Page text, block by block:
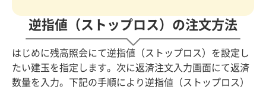
逆指値（ストップロス）の注文方法
はじめに残高照会にて逆指値（ストップロス）を設定し
たい建玉を指定します。次に返済注文入力画面にて返済
数量を入力。下記の手順により逆指値（ストップロス）